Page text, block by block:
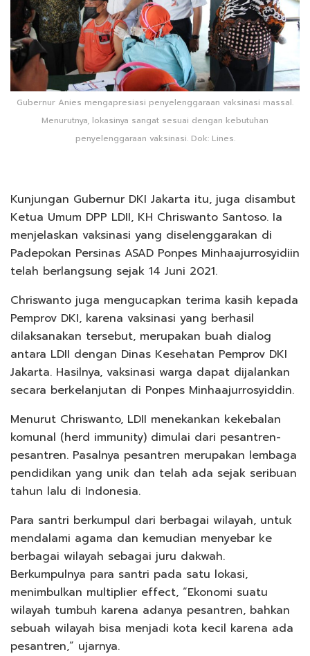
Gubernur Anies mengapresiasi penyelenggaraan vaksinasi massal.
Menurutnya, lokasinya sangat sesuai dengan kebutuhan
penyelenggaraan vaksinasi. Dok: Lines.
Kunjungan Gubernur DKI Jakarta itu, juga disambut
Ketua Umum DPP LDII, KH Chriswanto Santoso. Ia
menjelaskan vaksinasi yang diselenggarakan di
Padepokan Persinas ASAD Ponpes Minhaajurrosyidiin
telah berlangsung sejak 14 Juni 2021.
Chriswanto juga mengucapkan terima kasih kepada
Pemprov DKI, karena vaksinasi yang berhasil
dilaksanakan tersebut, merupakan buah dialog
antara LDII dengan Dinas Kesehatan Pemprov DKI
Jakarta. Hasilnya, vaksinasi warga dapat dijalankan
secara berkelanjutan di Ponpes Minhaajurrosyiddin.
Menurut Chriswanto, LDII menekankan kekebalan
komunal (herd immunity) dimulai dari pesantren-
pesantren. Pasalnya pesantren merupakan lembaga
pendidikan yang unik dan telah ada sejak seribuan
tahun lalu di Indonesia.
Para santri berkumpul dari berbagai wilayah, untuk
mendalami agama dan kemudian menyebar ke
berbagai wilayah sebagai juru dakwah.
Berkumpulnya para santri pada satu lokasi,
menimbulkan multiplier effect, “Ekonomi suatu
wilayah tumbuh karena adanya pesantren, bahkan
sebuah wilayah bisa menjadi kota kecil karena ada
pesantren,” ujarnya.